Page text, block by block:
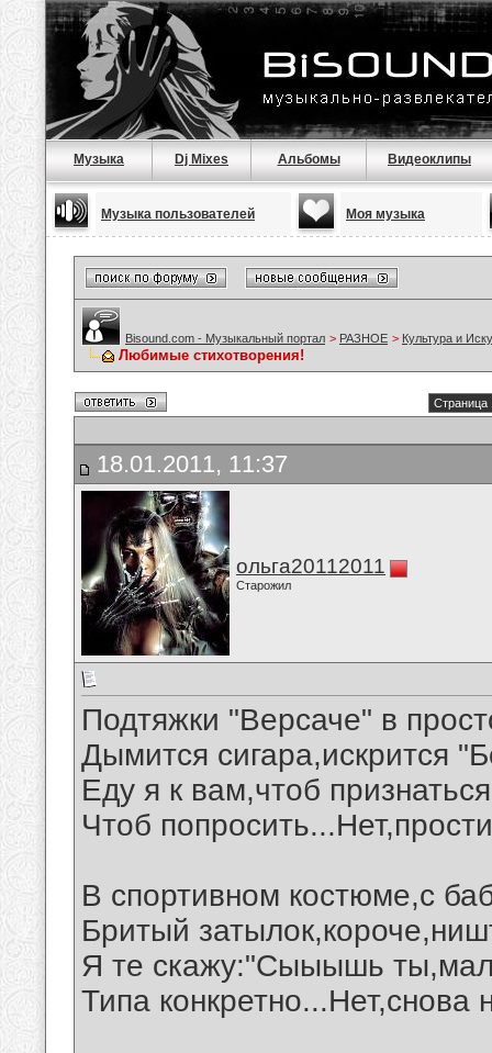
Музыка Dj Mixes Альбомы Видеоклипы
Музыка пользователей Моя музыка
Bisound.com - Музыкальный портал > РАЗНОЕ > Культура и
Любимые стихотворения!
Страница
18.01.2011, 11:37
ольга20112011
Старожил
Подтяжки "Версаче" в
Дымится сигара,искрится
Еду я к вам,чтоб
Чтоб
В спортивном костюме,с
Бритый
Я те скажу:"Сыыышь
Типа конкретно...Нет,снова